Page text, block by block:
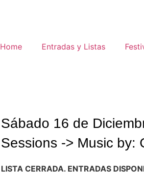
Home Entradas y Listas
Sábado 16 de
Sessions -> Music by:
LISTA CERRADA. ENTRADAS